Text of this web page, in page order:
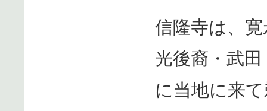
信隆寺は、
光後裔・武
に当地に来